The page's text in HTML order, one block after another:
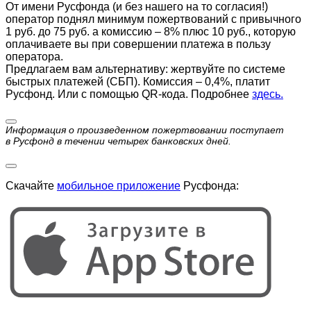
От имени Русфонда (и без нашего на то согласия!)
оператор поднял минимум пожертвований с привычного
1 руб. до 75 руб. а комиссию – 8% плюс 10 руб., которую
оплачиваете вы при совершении платежа в пользу
оператора.
Предлагаем вам альтернативу: жертвуйте по cистеме
быстрых платежей (СБП). Комиссия – 0,4%, платит
Русфонд. Или с помощью QR-кода. Подробнее здесь.
Информация о произведенном пожертвовании поступает
в Русфонд в течении четырех банковских дней.
Скачайте мобильное приложение Русфонда: